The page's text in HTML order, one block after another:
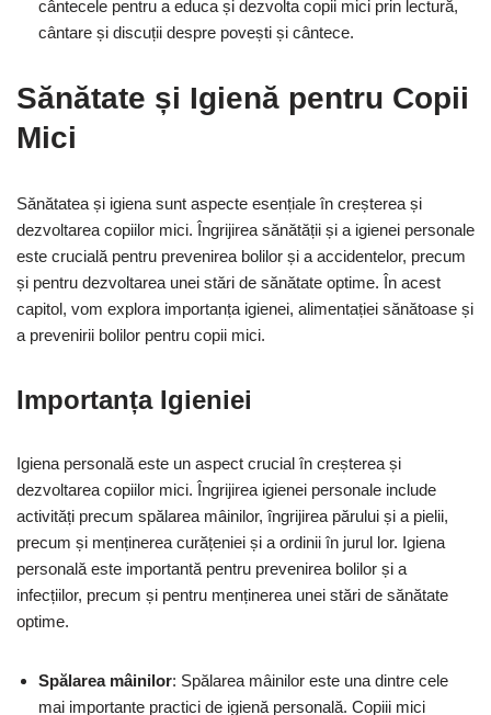
cântecele pentru a educa și dezvolta copii mici prin lectură,
cântare și discuții despre povești și cântece.
Sănătate și Igienă pentru Copii
Mici
Sănătatea și igiena sunt aspecte esențiale în creșterea și
dezvoltarea copiilor mici. Îngrijirea sănătății și a igienei personale
este crucială pentru prevenirea bolilor și a accidentelor, precum
și pentru dezvoltarea unei stări de sănătate optime. În acest
capitol, vom explora importanța igienei, alimentației sănătoase și
a prevenirii bolilor pentru copii mici.
Importanța Igieniei
Igiena personală este un aspect crucial în creșterea și
dezvoltarea copiilor mici. Îngrijirea igienei personale include
activități precum spălarea mâinilor, îngrijirea părului și a pielii,
precum și menținerea curățeniei și a ordinii în jurul lor. Igiena
personală este importantă pentru prevenirea bolilor și a
infecțiilor, precum și pentru menținerea unei stări de sănătate
optime.
Spălarea mâinilor: Spălarea mâinilor este una dintre cele
mai importante practici de igienă personală. Copiii mici